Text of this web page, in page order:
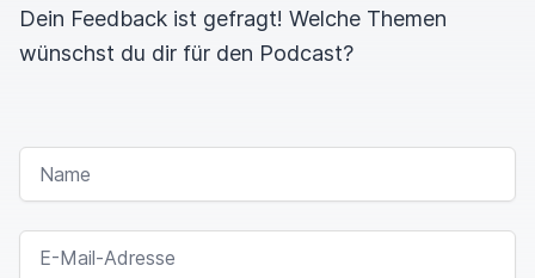
Dein Feedback ist gefragt! Welche Themen
wünschst du dir für den Podcast?
NAME
E-MAIL-ADRESSE